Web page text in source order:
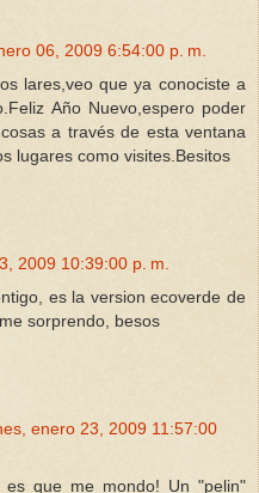
06, 2009 6:54:00 p. m.
lares,veo que ya conociste a
Año Nuevo,espero poder
a través de esta ventana
lugares como visites.Besitos
2009 10:39:00 p. m.
es la version ecoverde de
sorprendo, besos
enero 23, 2009 11:57:00
que me mondo! Un "pelin"